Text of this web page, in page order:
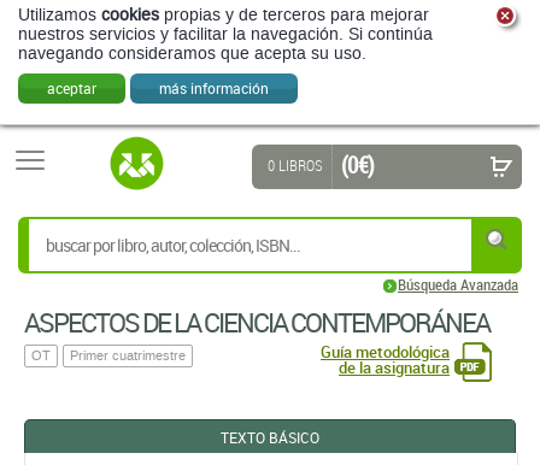
Utilizamos cookies propias y de terceros para mejorar
nuestros servicios y facilitar la navegación. Si continúa
navegando consideramos que acepta su uso.
aceptar más información
Búsqueda Avanzada
0 LIBROS (0 €)
ASPECTOS DE LA CIENCIA CONTEMPORÁNEA
OT Primer cuatrimestre Guía metodológica
de la asignatura
TEXTO BÁSICO